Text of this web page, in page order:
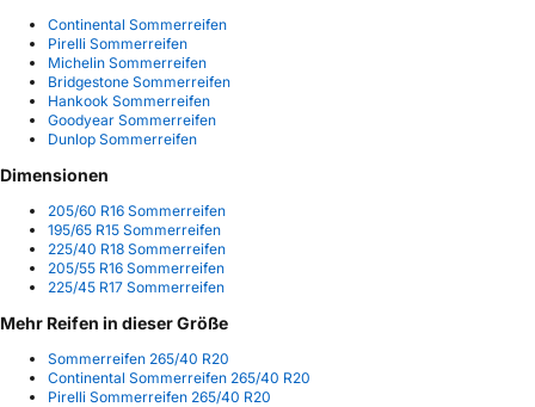
Continental Sommerreifen
Pirelli Sommerreifen
Michelin Sommerreifen
Bridgestone Sommerreifen
Hankook Sommerreifen
Goodyear Sommerreifen
Dunlop Sommerreifen
Dimensionen
205/60 R16 Sommerreifen
195/65 R15 Sommerreifen
225/40 R18 Sommerreifen
205/55 R16 Sommerreifen
225/45 R17 Sommerreifen
Mehr Reifen in dieser Größe
Sommerreifen 265/40 R20
Continental Sommerreifen 265/40 R20
Pirelli Sommerreifen 265/40 R20